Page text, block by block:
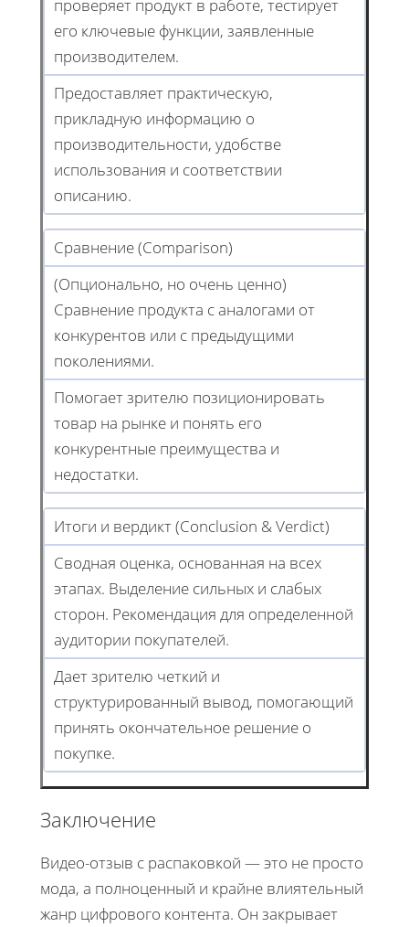
проверяет продукт в работе, тестирует
его ключевые функции, заявленные
производителем.
Предоставляет практическую,
прикладную информацию о
производительности, удобстве
использования и соответствии
описанию.
Сравнение (Comparison)
(Опционально, но очень ценно)
Сравнение продукта с аналогами от
конкурентов или с предыдущими
поколениями.
Помогает зрителю позиционировать
товар на рынке и понять его
конкурентные преимущества и
недостатки.
Итоги и вердикт (Conclusion & Verdict)
Сводная оценка, основанная на всех
этапах. Выделение сильных и слабых
сторон. Рекомендация для определенной
аудитории покупателей.
Дает зрителю четкий и
структурированный вывод, помогающий
принять окончательное решение о
покупке.
Заключение
Видео-отзыв с распаковкой — это не просто
мода, а полноценный и крайне влиятельный
жанр цифрового контента. Он закрывает